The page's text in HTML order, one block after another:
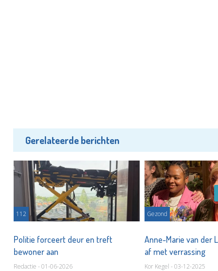
Gerelateerde berichten
112
Politie forceert deur en treft
bewoner aan
Redactie - 01-06-2026
Gezond
Anne-Marie van der
af met verrassing
Kor Kegel - 03-12-2025